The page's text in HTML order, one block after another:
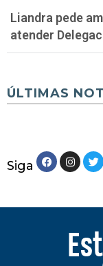
Liandra pede
atender
ÚLTIMAS
Siga